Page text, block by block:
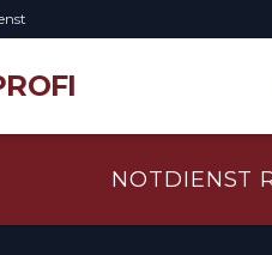
NOTDIENST